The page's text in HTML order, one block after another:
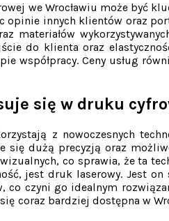
we Wrocławiu może być
opinie innych klientów oraz
materiałów
do klienta oraz
współpracy. Ceny usług
się w druku
z nowoczesnych
się dużą precyzją oraz
co sprawia, że ta
jest druk laserowy. Jest
co czyni go idealnym
coraz bardziej dostępna w